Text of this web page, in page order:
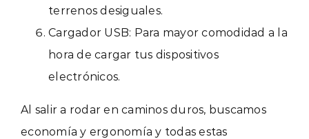
terrenos desiguales.
Cargador USB: Para mayor comodidad a la
hora de cargar tus dispositivos
electrónicos.
Al salir a rodar en caminos duros, buscamos
economía y ergonomía y todas estas